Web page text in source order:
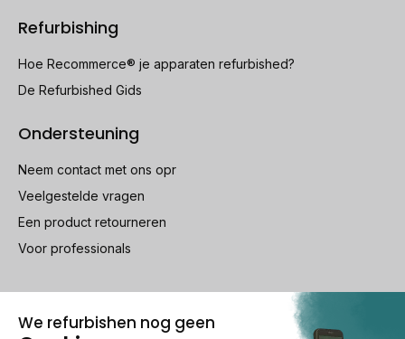
Refurbishing
Hoe Recommerce® je apparaten refurbished?
De Refurbished Gids
Ondersteuning
Neem contact met ons opr
Veelgestelde vragen
Een product retourneren
Voor professionals
100% beveiligde betaling